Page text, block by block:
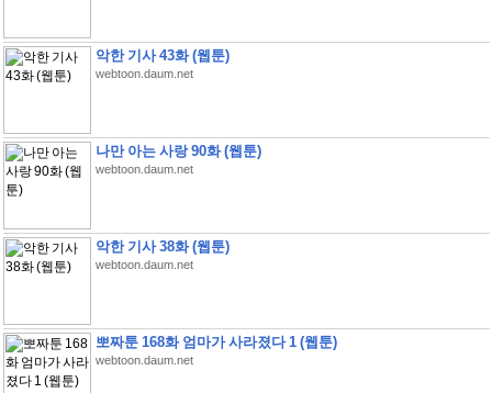
악한 기사 43화 (웹툰)
webtoon.daum.net
나만 아는 사랑 90화 (웹툰)
webtoon.daum.net
악한 기사 38화 (웹툰)
webtoon.daum.net
뽀짜툰 168화 엄마가 사라졌다 1 (웹툰)
webtoon.daum.net